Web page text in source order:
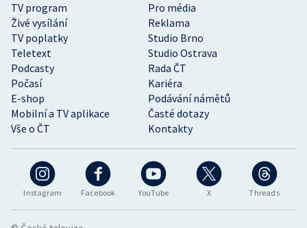
Instagram Facebook YouTube X Threads
TV program
Pro média
Živé vysílání
Reklama
TV poplatky
Studio Brno
Teletext
Studio Ostrava
Podcasty
Rada ČT
Počasí
Kariéra
E-shop
Podávání námětů
Mobilní a TV aplikace
Časté dotazy
Vše o ČT
Kontakty